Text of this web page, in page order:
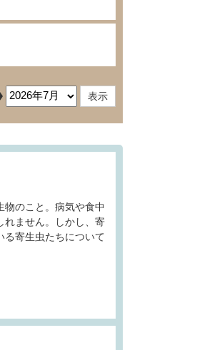
のこと。病気や食中
れません。しかし、寄
る寄生虫たちについて